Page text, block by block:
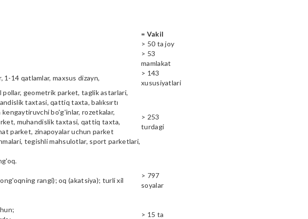
= Vakil
> 50 ta joy
> 53
mamlakat
1-14 qatlamlar, maxsus dizayn,
> 143
xususiyatlari
geometrik parket, taglik astarlari,
taxtasi, qattiq taxta, balıksırtı
bo'g'inlar, rozetkalar,
muhandislik taxtasi, qattiq taxta,
parket, zinapoyalar uchun parket
tegishli mahsulotlar, sport parketlari,
> 253
turdagi
rangi); oq (akatsiya); turli xil
> 797
soyalar
> 15 ta